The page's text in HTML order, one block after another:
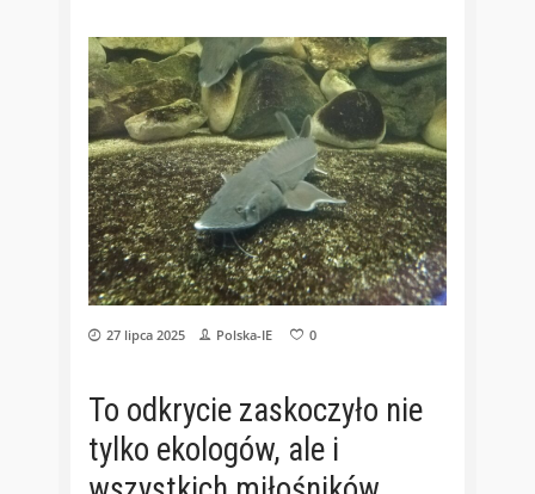
27 lipca 2025 Polska-IE 0
To odkrycie zaskoczyło nie
tylko ekologów, ale i